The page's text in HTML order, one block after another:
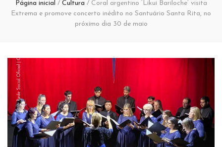
Página inicial / Cultura / Coral argentino ‘Likui Bariloche’ visita
Extrema e promove concerto inédito no Santuário Santa Rita, no
próximo dia 30 de maio